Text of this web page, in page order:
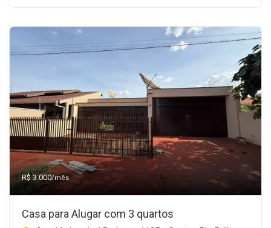
R$ 3.000/mês
Casa para Alugar com 3 quartos